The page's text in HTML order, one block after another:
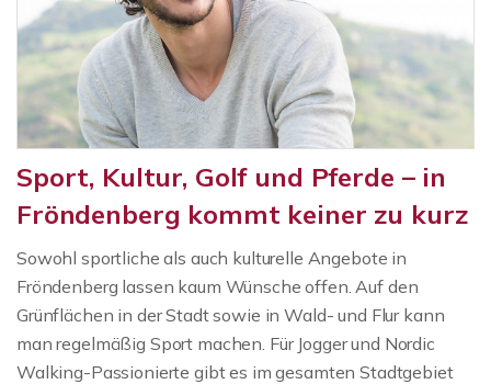
Sport, Kultur, Golf und Pferde – in
Fröndenberg kommt keiner zu kurz
Sowohl sportliche als auch kulturelle Angebote in
Fröndenberg lassen kaum Wünsche offen. Auf den
Grünflächen in der Stadt sowie in Wald- und Flur kann
man regelmäßig Sport machen. Für Jogger und Nordic
Walking-Passionierte gibt es im gesamten Stadtgebiet